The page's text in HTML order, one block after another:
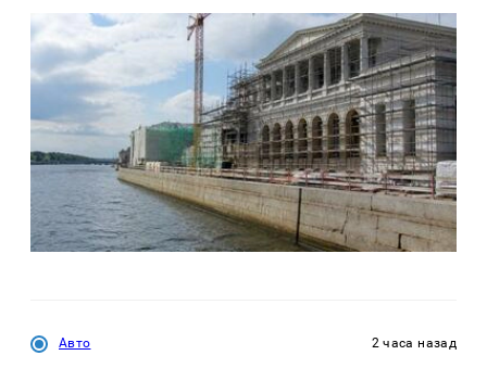
Авто 2 часа назад